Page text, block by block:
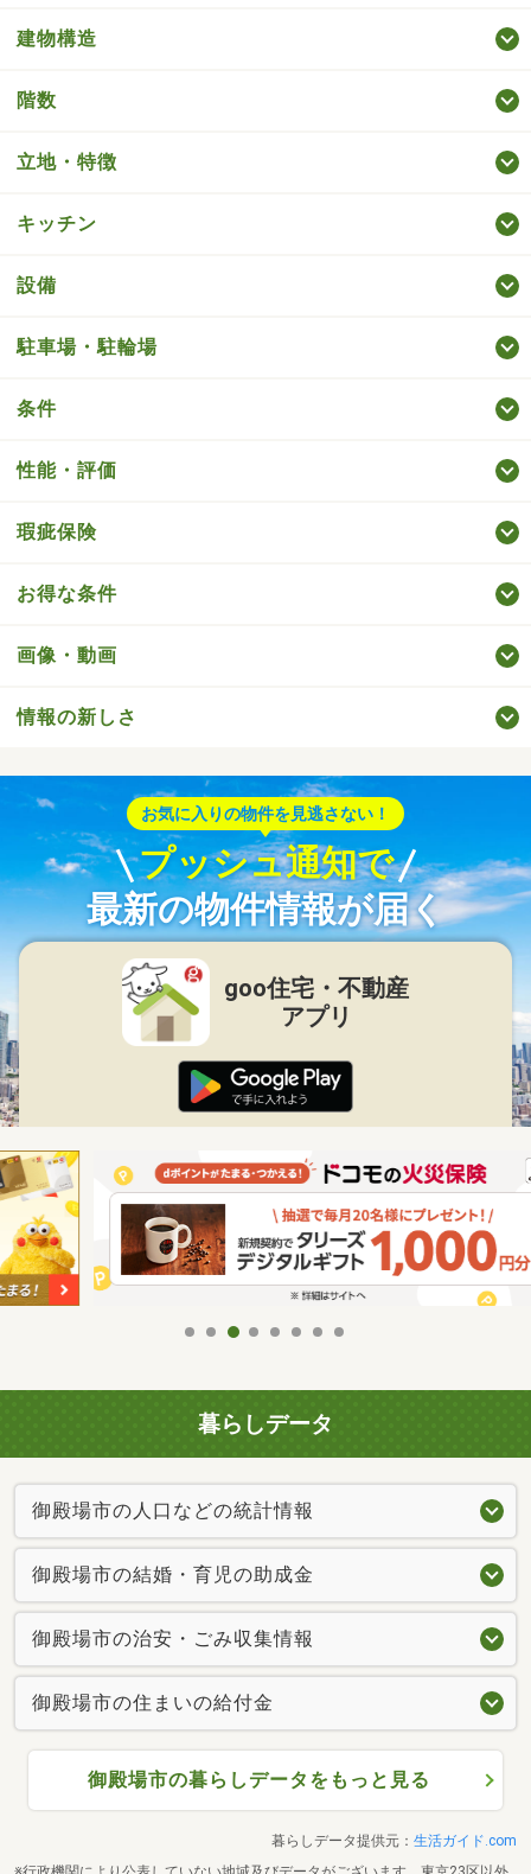
建物構造
階数
立地・特徴
キッチン
設備
駐車場・駐輪場
条件
性能・評価
瑕疵保険
お得な条件
画像・動画
情報の新しさ
お気に入りの物件を見逃さない！
プッシュ通知で
最新の物件情報が届く
goo住宅・不動産
アプリ
暮らしデータ
御殿場市の人口などの統計情報
御殿場市の結婚・育児の助成金
御殿場市の治安・ごみ収集情報
御殿場市の住まいの給付金
御殿場市の暮らしデータをもっと見る
暮らしデータ提供元： 生活ガイド.com